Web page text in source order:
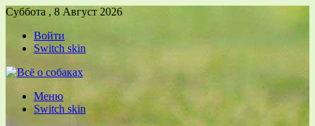
Суббота , 8 Август 2026
Войти
Switch skin
Меню
Switch skin